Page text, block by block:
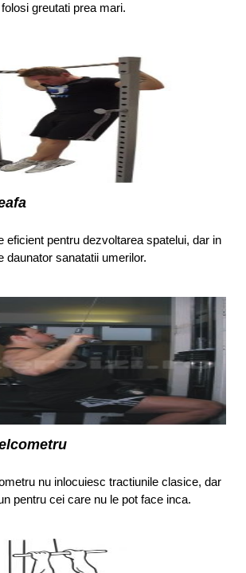
greutati prea mari.
eficient pentru dezvoltarea spatelui, dar in
daunator sanatatii umerilor.
nu inlocuiesc tractiunile clasice, dar
pentru cei care nu le pot face inca.